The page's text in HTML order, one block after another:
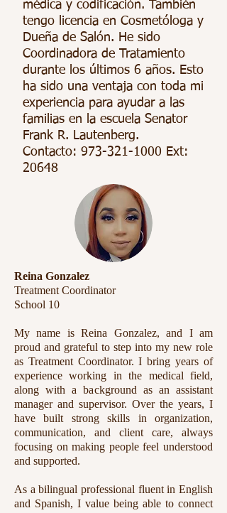
médica y codificación. También
tengo licencia en Cosmetóloga y
Dueña de Salón. He sido
Coordinadora de Tratamiento
durante los últimos 6 años. Esto
ha sido una ventaja con toda mi
experiencia para ayudar a las
familias en la escuela Senator
Frank R. Lautenberg.
Contacto: 973-321-1000 Ext:
20648
Reina Gonzalez
Treatment Coordinator
School 10
My name is Reina Gonzalez, and I am
proud and grateful to step into my new role
as Treatment Coordinator. I bring years of
experience working in the medical field,
along with a background as an assistant
manager and supervisor. Over the years, I
have built strong skills in organization,
communication, and client care, always
focusing on making people feel understood
and supported.
As a bilingual professional fluent in English
and Spanish, I value being able to connect